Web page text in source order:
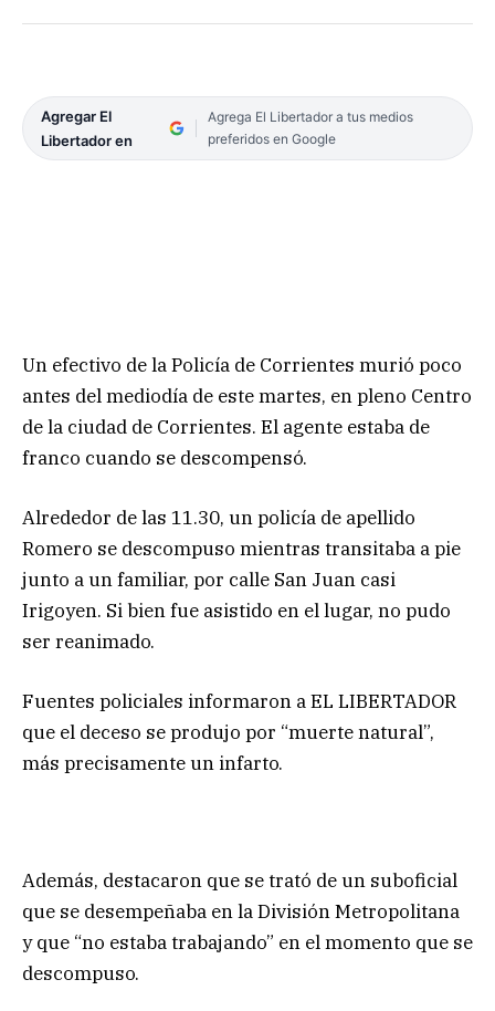
Agregar El
Libertador en
Agrega El Libertador a tus medios
preferidos en Google
Un efectivo de la Policía de Corrientes murió poco
antes del mediodía de este martes, en pleno Centro
de la ciudad de Corrientes. El agente estaba de
franco cuando se descompensó.
Alrededor de las 11.30, un policía de apellido
Romero se descompuso mientras transitaba a pie
junto a un familiar, por calle San Juan casi
Irigoyen. Si bien fue asistido en el lugar, no pudo
ser reanimado.
Fuentes policiales informaron a EL LIBERTADOR
que el deceso se produjo por “muerte natural”,
más precisamente un infarto.
Además, destacaron que se trató de un suboficial
que se desempeñaba en la División Metropolitana
y que “no estaba trabajando” en el momento que se
descompuso.